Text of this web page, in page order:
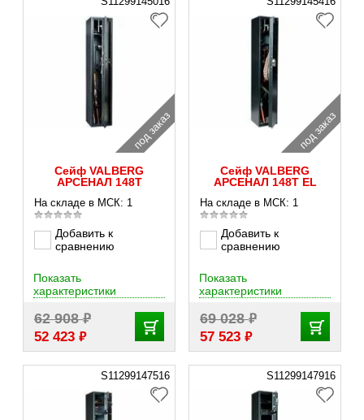
под заказ
Сейф VALBERG
АРСЕНАЛ 148Т
На складе в МСК: 1
Добавить к
сравнению
62 908₽
52 423 ₽
Показать
характеристики
под заказ
Сейф VALBERG
АРСЕНАЛ 148Т EL
На складе в МСК: 1
Добавить к
сравнению
69 028₽
57 523 ₽
Показать
характеристики
S11299147516 S11299147916